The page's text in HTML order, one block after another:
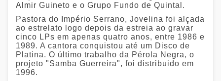
Almir Guineto e o Grupo Fundo de Quintal.
Pastora do Império Serrano, Jovelina foi alçada
ao estrelato logo depois da estreia ao gravar
cinco LPs em apenas quatro anos, entre 1986 e
1989. A cantora conquistou até um Disco de
Platina. O último trabalho da Pérola Negra, o
projeto "Samba Guerreira", foi distribuido em
1996.